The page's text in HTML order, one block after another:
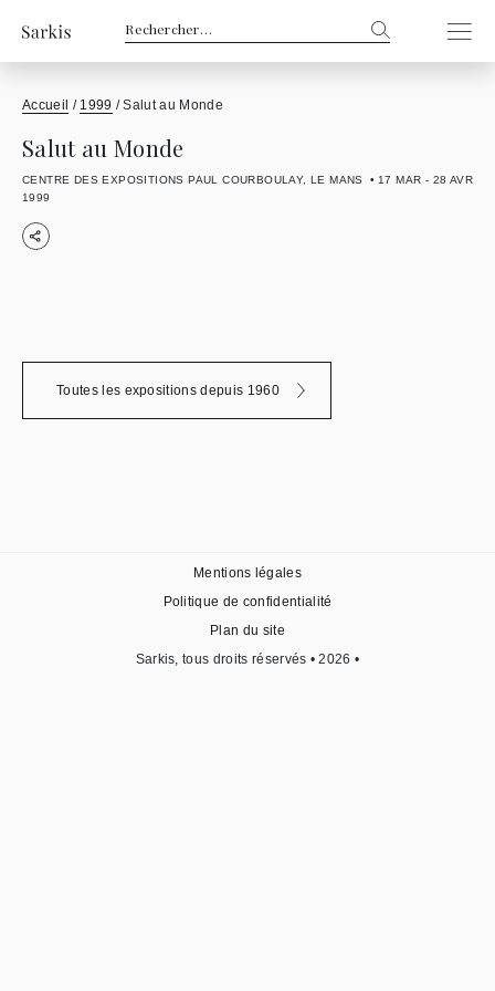
Rechercher :
Accueil / 1999 /Salut au Monde
Salut au Monde
CENTRE DES EXPOSITIONS PAUL COURBOULAY, LE MANS
17 MAR - 28 AVR
1999
Toutes les expositions depuis 1960
Sarkis, tous droits réservés • 2026 •
Mentions légales
Politique de confidentialité
Plan du site